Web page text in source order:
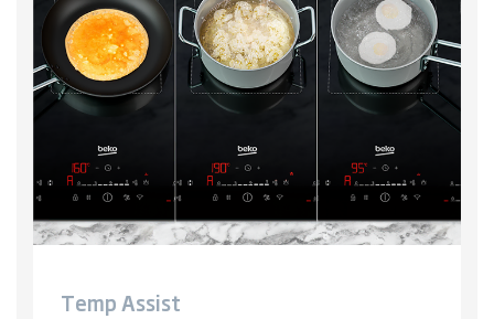
Temp Assist